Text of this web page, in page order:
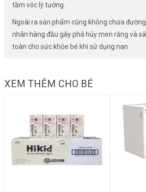
tầm vóc lý tưởng.
Ngoài ra sản phẩm cũng không chứa
nhân hàng đầu gây phá hủy men răng và
toàn cho sức khỏe bé khi sử dụng.nan
XEM THÊM CHO BÉ